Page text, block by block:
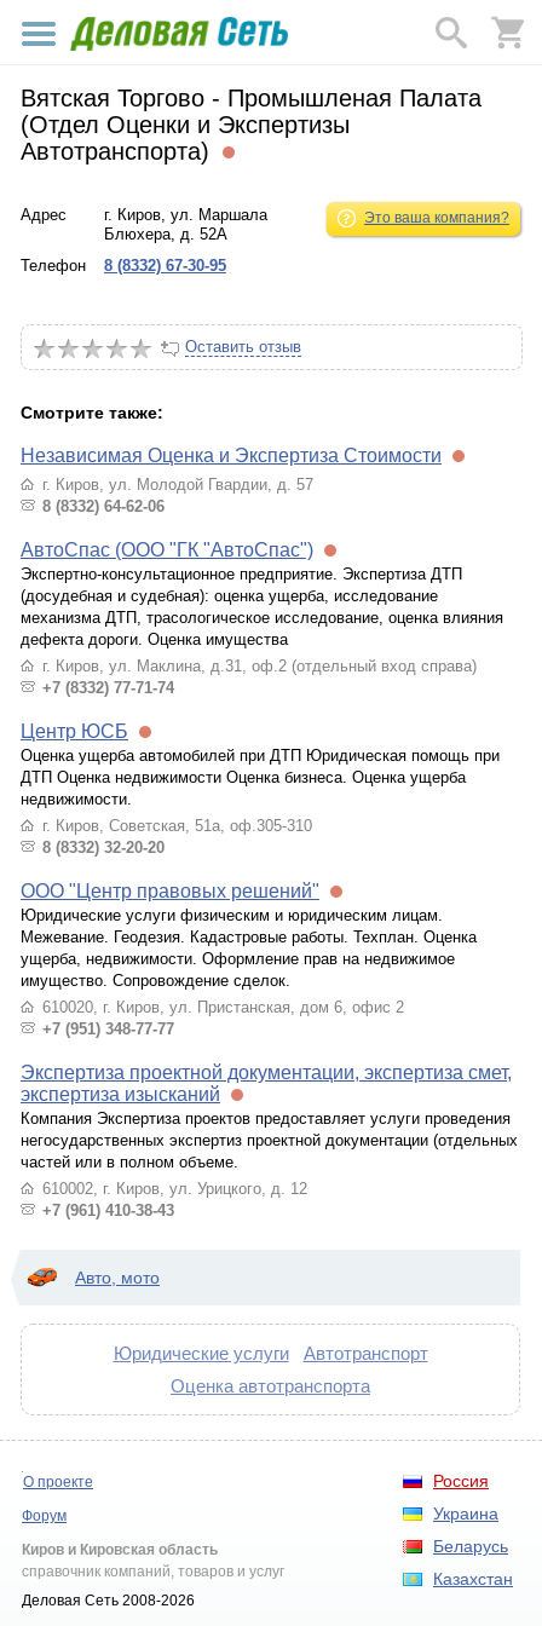
Вятская Торгово - Промышленая Палата
(Отдел Оценки и Экспертизы
Автотранспорта)
Это ваша компания?
Адрес
г. Киров, ул. Маршала
Блюхера, д. 52А
Телефон
8 (8332) 67-30-95
Оставить отзыв
Смотрите также:
Независимая Оценка и Экспертиза Стоимости
г. Киров, ул. Молодой Гвардии, д. 57
8 (8332) 64-62-06
АвтоСпас (ООО "ГК "АвтоСпас")
Экспертно-консультационное предприятие. Экспертиза ДТП
(досудебная и судебная): оценка ущерба, исследование
механизма ДТП, трасологическое исследование, оценка влияния
дефекта дороги. Оценка имущества
г. Киров, ул. Маклина, д.31, оф.2 (отдельный вход справа)
+7 (8332) 77-71-74
Центр ЮСБ
Оценка ущерба автомобилей при ДТП Юридическая помощь при
ДТП Оценка недвижимости Оценка бизнеса. Оценка ущерба
недвижимости.
г. Киров, Советская, 51а, оф.305-310
8 (8332) 32-20-20
ООО "Центр правовых решений"
Юридические услуги физическим и юридическим лицам.
Межевание. Геодезия. Кадастровые работы. Техплан. Оценка
ущерба, недвижимости. Оформление прав на недвижимое
имущество. Сопровождение сделок.
610020, г. Киров, ул. Пристанская, дом 6, офис 2
+7 (951) 348-77-77
Экспертиза проектной документации, экспертиза смет,
экспертиза изысканий
Компания Экспертиза проектов предоставляет услуги проведения
негосударственных экспертиз проектной документации (отдельных
частей или в полном объеме.
610002, г. Киров, ул. Урицкого, д. 12
+7 (961) 410-38-43
Авто, мото
Юридические услуги
Автотранспорт
Оценка автотранспорта
Россия
Украина
Беларусь
Казахстан
О проекте
Форум
Киров и Кировская область
справочник компаний, товаров и услуг
Деловая Сеть 2008-2026